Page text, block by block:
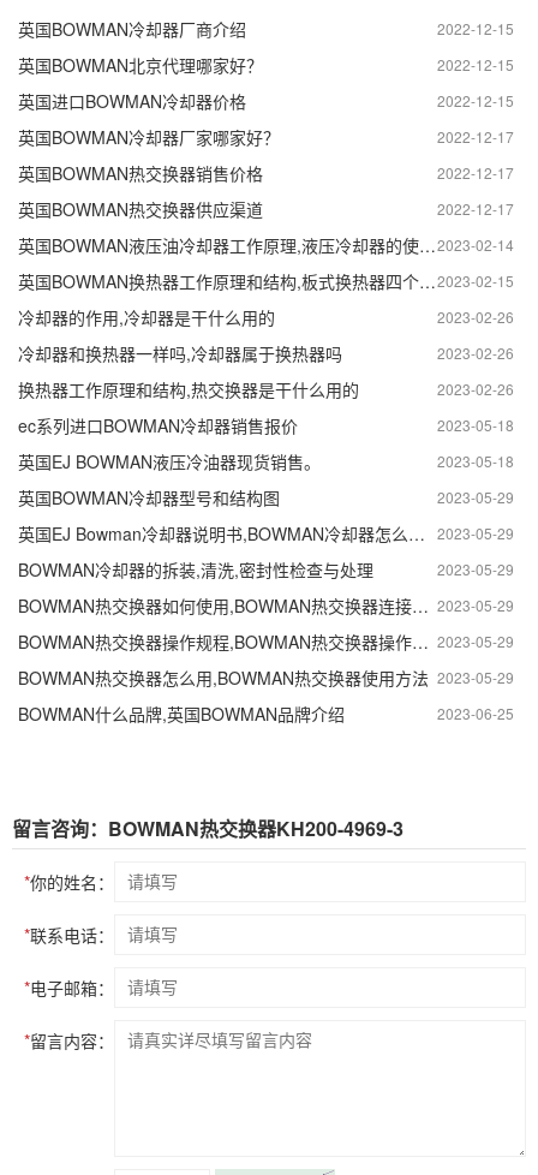
2022-12-15
英国BOWMAN冷却器厂商介绍
2022-12-15
英国BOWMAN北京代理哪家好？
2022-12-15
英国进口BOWMAN冷却器价格
2022-12-17
英国BOWMAN冷却器厂家哪家好？
2022-12-17
英国BOWMAN热交换器销售价格
2022-12-17
英国BOWMAN热交换器供应渠道
2023-02-14
英国BOWMAN液压油冷却器工作原理,液压冷却器的使用方法
2023-02-15
英国BOWMAN换热器工作原理和结构,板式换热器四个口原理
2023-02-26
冷却器的作用,冷却器是干什么用的
2023-02-26
冷却器和换热器一样吗,冷却器属于换热器吗
2023-02-26
换热器工作原理和结构,热交换器是干什么用的
2023-05-18
ec系列进口BOWMAN冷却器销售报价
2023-05-18
英国EJ BOWMAN液压冷油器现货销售。
2023-05-29
英国BOWMAN冷却器型号和结构图
2023-05-29
英国EJ Bowman冷却器说明书,BOWMAN冷却器怎么使用
2023-05-29
BOWMAN冷却器的拆装,清洗,密封性检查与处理
2023-05-29
BOWMAN热交换器如何使用,BOWMAN热交换器连接方法
2023-05-29
BOWMAN热交换器操作规程,BOWMAN热交换器操作注意事项
2023-05-29
BOWMAN热交换器怎么用,BOWMAN热交换器使用方法
2023-06-25
BOWMAN什么品牌,英国BOWMAN品牌介绍
留言咨询：BOWMAN热交换器KH200-4969-3
*你的姓名：
*联系电话：
*电子邮箱：
*留言内容：